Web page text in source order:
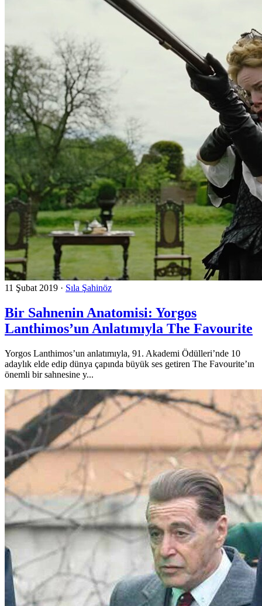
11 Şubat 2019 · Sıla Şahinöz
Bir Sahnenin Anatomisi: Yorgos
Lanthimos’un Anlatımıyla The Favourite
Yorgos Lanthimos’un anlatımıyla, 91. Akademi Ödülleri’nde 10
adaylık elde edip dünya çapında büyük ses getiren The Favourite’ın
önemli bir sahnesine y...